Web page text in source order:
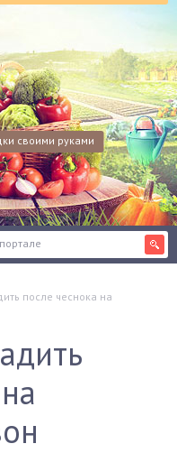
своими руками
после чеснока на